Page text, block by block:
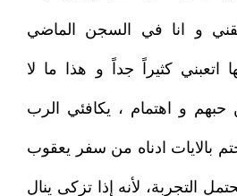
و انا في السجن الماضي
اتعبني كثيراً جداً و هذا ما لا
و اهتمام ، يكافئي الرب
بالايات ادناه من سفر يعقوب
التجربة، لأنه إذا تزكى ينال